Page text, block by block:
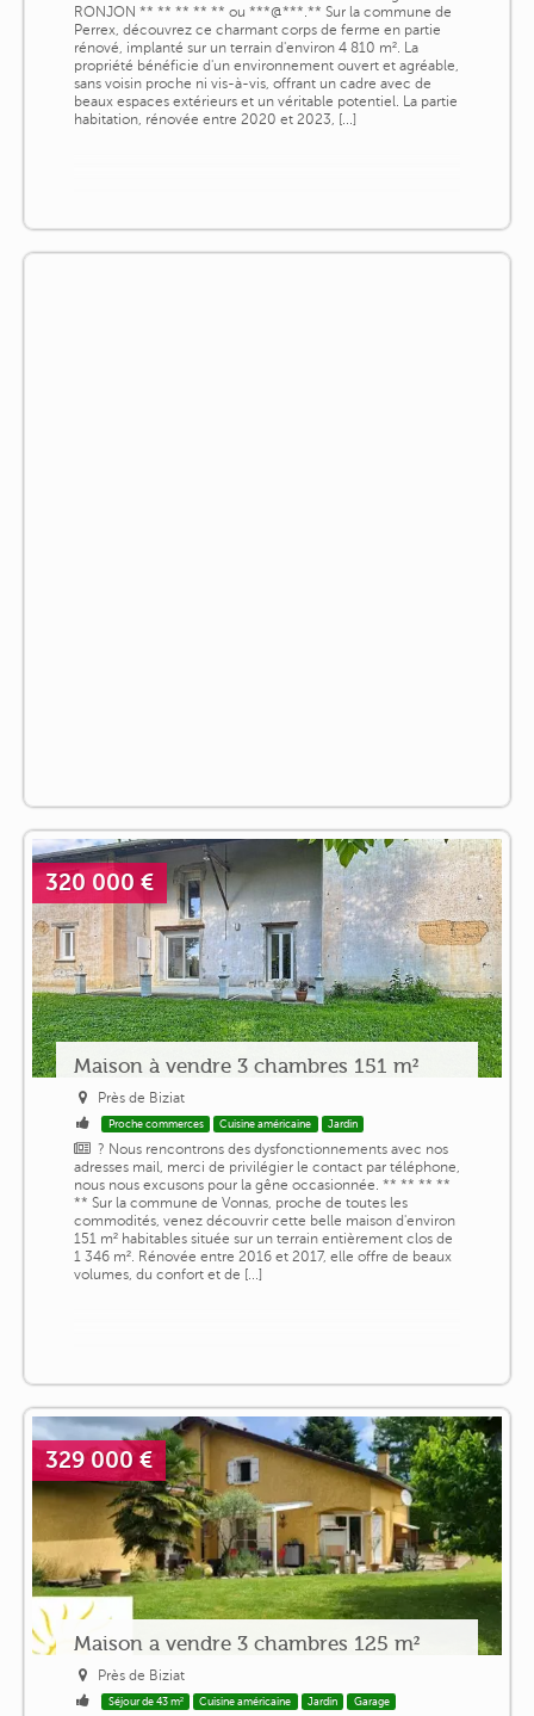
RONJON ** ** ** ** ** ou ***@***.** Sur la commune de
Perrex, découvrez ce charmant corps de ferme en partie
rénové, implanté sur un terrain d'environ 4 810 m². La
propriété bénéficie d'un environnement ouvert et agréable,
sans voisin proche ni vis-à-vis, offrant un cadre avec de
beaux espaces extérieurs et un véritable potentiel. La partie
habitation, rénovée entre 2020 et 2023, [...]
320 000 €
Maison à vendre 3 chambres 151 m²
Près de Biziat
Proche commerces Cuisine américaine Jardin
? Nous rencontrons des dysfonctionnements avec nos
adresses mail, merci de privilégier le contact par téléphone,
nous nous excusons pour la gêne occasionnée. ** ** ** **
** Sur la commune de Vonnas, proche de toutes les
commodités, venez découvrir cette belle maison d'environ
151 m² habitables située sur un terrain entièrement clos de
1 346 m². Rénovée entre 2016 et 2017, elle offre de beaux
volumes, du confort et de [...]
329 000 €
Maison a vendre 3 chambres 125 m²
Près de Biziat
Séjour de 43 m² Cuisine américaine Jardin Garage